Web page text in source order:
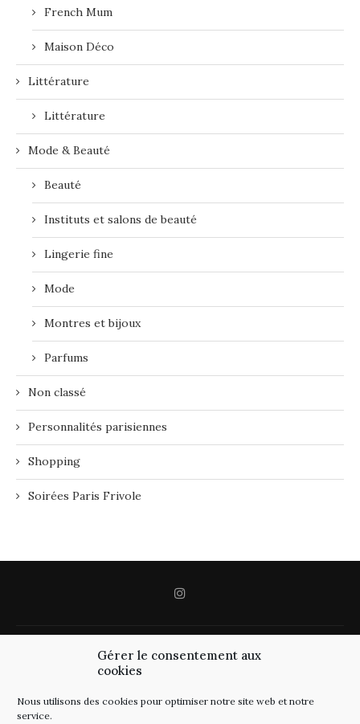
Gérer le consentement aux
cookies
Nous utilisons des cookies pour optimiser notre site web et notre
service.
French Mum
Maison Déco
Littérature
Littérature
Mode & Beauté
Beauté
Instituts et salons de beauté
Lingerie fine
Mode
Montres et bijoux
Parfums
Non classé
Personnalités parisiennes
Shopping
Soirées Paris Frivole